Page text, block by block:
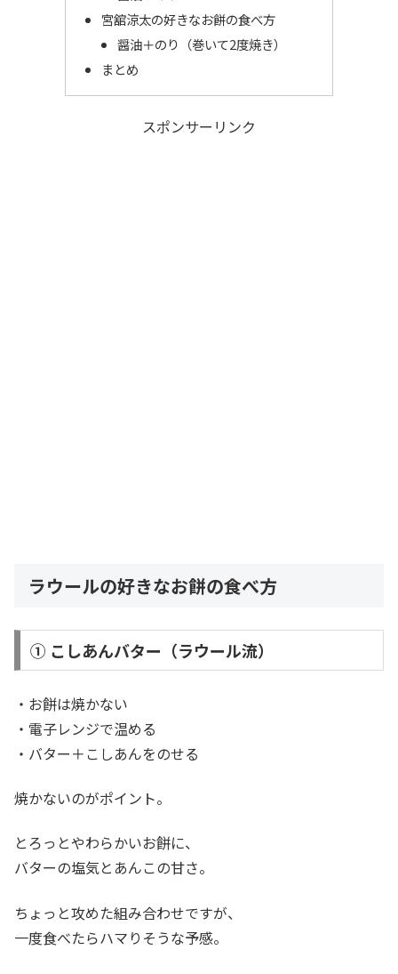
宮舘涼太の好きなお餅の食べ方
醤油＋のり（巻いて2度焼き）
まとめ
スポンサーリンク
ラウールの好きなお餅の食べ方
① こしあんバター（ラウール流）
・お餅は焼かない
・電子レンジで温める
・バター＋こしあんをのせる
焼かないのがポイント。
とろっとやわらかいお餅に、
バターの塩気とあんこの甘さ。
ちょっと攻めた組み合わせですが、
一度食べたらハマりそうな予感。